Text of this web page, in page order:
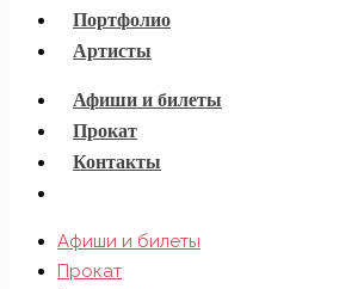
Портфолио
Артисты
Афиши и билеты
Прокат
Контакты
Афиши и билеты
Прокат